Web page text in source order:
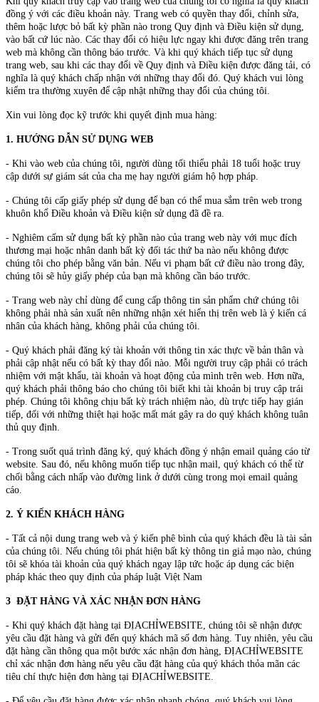
đồng ý với các điều khoản này. Trang web có quyền thay đổi, chỉnh sửa,
thêm hoặc lược bỏ bất kỳ phần nào trong Quy định và Điều kiện sử dụng,
vào bất cứ lúc nào. Các thay đổi có hiệu lực ngay khi được đăng trên trang
web mà không cần thông báo trước. Và khi quý khách tiếp tục sử dụng
trang web, sau khi các thay đổi về Quy định và Điều kiện được đăng tải, có
nghĩa là quý khách chấp nhận với những thay đổi đó. Quý khách vui lòng
kiểm tra thường xuyên để cập nhật những thay đổi của chúng tôi.
Xin vui lòng đọc kỹ trước khi quyết định mua hàng:
1. HƯỚNG DẪN SỬ DỤNG WEB
- Khi vào web của chúng tôi, người dùng tối thiểu phải 18 tuổi hoặc truy
cập dưới sự giám sát của cha mẹ hay người giám hộ hợp pháp.
- Chúng tôi cấp giấy phép sử dụng để bạn có thể mua sắm trên web trong
khuôn khổ Điều khoản và Điều kiện sử dụng đã đề ra.
- Nghiêm cấm sử dụng bất kỳ phần nào của trang web này với mục đích
thương mại hoặc nhân danh bất kỳ đối tác thứ ba nào nếu không được
chúng tôi cho phép bằng văn bản. Nếu vi phạm bất cứ điều nào trong đây,
chúng tôi sẽ hủy giấy phép của bạn mà không cần báo trước.
- Trang web này chỉ dùng để cung cấp thông tin sản phẩm chứ chúng tôi
không phải nhà sản xuất nên những nhận xét hiển thị trên web là ý kiến cá
nhân của khách hàng, không phải của chúng tôi.
- Quý khách phải đăng ký tài khoản với thông tin xác thực về bản thân và
phải cập nhật nếu có bất kỳ thay đổi nào. Mỗi người truy cập phải có trách
nhiệm với mật khẩu, tài khoản và hoạt động của mình trên web. Hơn nữa,
quý khách phải thông báo cho chúng tôi biết khi tài khoản bị truy cập trái
phép. Chúng tôi không chịu bất kỳ trách nhiệm nào, dù trực tiếp hay gián
tiếp, đối với những thiệt hại hoặc mất mát gây ra do quý khách không tuân
thủ quy định.
- Trong suốt quá trình đăng ký, quý khách đồng ý nhận email quảng cáo từ
website. Sau đó, nếu không muốn tiếp tục nhận mail, quý khách có thể từ
chối bằng cách nhấp vào đường link ở dưới cùng trong mọi email quảng
cáo.
2. Ý KIẾN KHÁCH HÀNG
- Tất cả nội dung trang web và ý kiến phê bình của quý khách đều là tài sản
của chúng tôi. Nếu chúng tôi phát hiện bất kỳ thông tin giả mạo nào, chúng
tôi sẽ khóa tài khoản của quý khách ngay lập tức hoặc áp dụng các biện
pháp khác theo quy định của pháp luật Việt Nam
3 ĐẶT HÀNG VÀ XÁC NHẬN ĐƠN HÀNG
- Khi quý khách đặt hàng tại ĐỊACHỈWEBSITE, chúng tôi sẽ nhận được
yêu cầu đặt hàng và gửi đến quý khách mã số đơn hàng. Tuy nhiên, yêu cầu
đặt hàng cần thông qua một bước xác nhận đơn hàng, ĐỊACHỈWEBSITE
chỉ xác nhận đơn hàng nếu yêu cầu đặt hàng của quý khách thỏa mãn các
tiêu chí thực hiện đơn hàng tại ĐỊACHỈWEBSITE.